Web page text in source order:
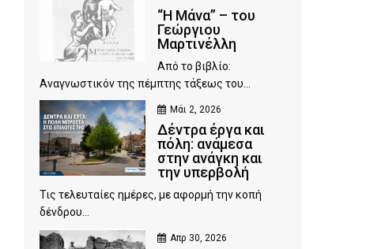
“Η Μάνα” – του
Γεώργιου
Μαρτινέλλη
Από το βιβλίο:
Αναγνωστικόν της πέμπτης τάξεως του...
Μάι 2, 2026
Δέντρα έργα και
πόλη: ανάμεσα
στην ανάγκη και
την υπερβολή
Τις τελευταίες ημέρες, με αφορμή την κοπή
δένδρου...
Απρ 30, 2026